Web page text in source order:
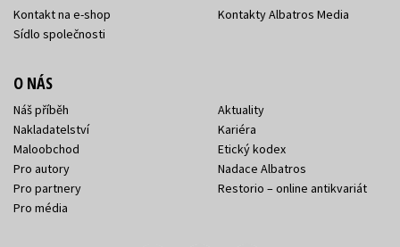
Kontakt na e-shop
Sídlo společnosti
Kontakty Albatros Media
O NÁS
Náš příběh
Nakladatelství
Maloobchod
Pro autory
Pro partnery
Pro média
Aktuality
Kariéra
Etický kodex
Nadace Albatros
Restorio – online antikvariát